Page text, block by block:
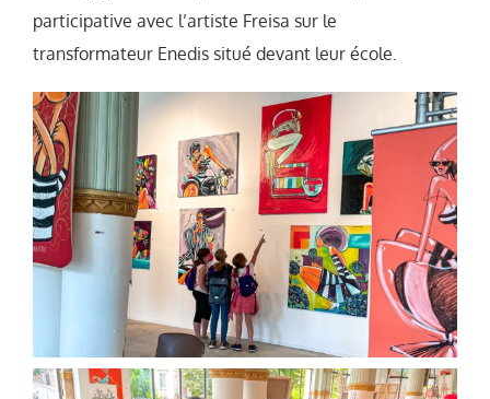
participative avec l’artiste Freisa sur le
transformateur Enedis situé devant leur école.